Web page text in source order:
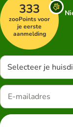
333
zooPoints voor
je eerste
aanmelding
Selecteer je